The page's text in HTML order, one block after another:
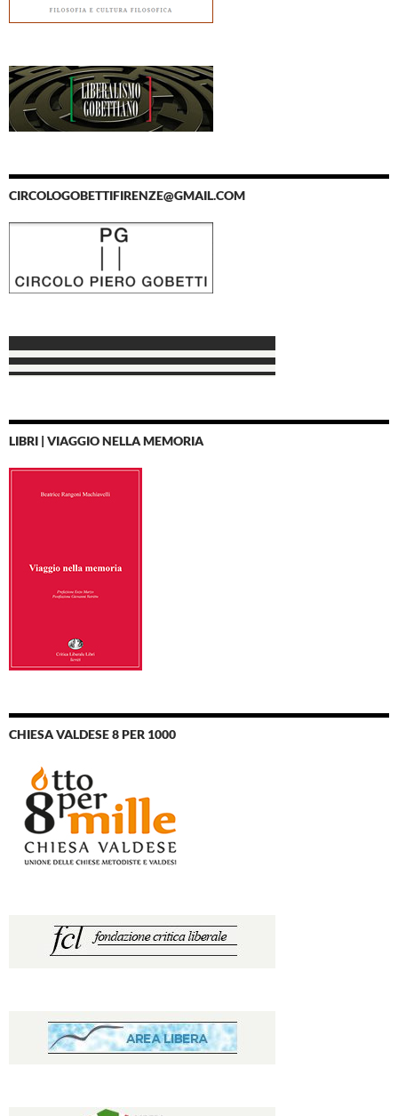
CIRCOLOGOBETTIFIRENZE@GMAIL.COM
LIBRI | VIAGGIO NELLA MEMORIA
CHIESA VALDESE 8 PER 1000